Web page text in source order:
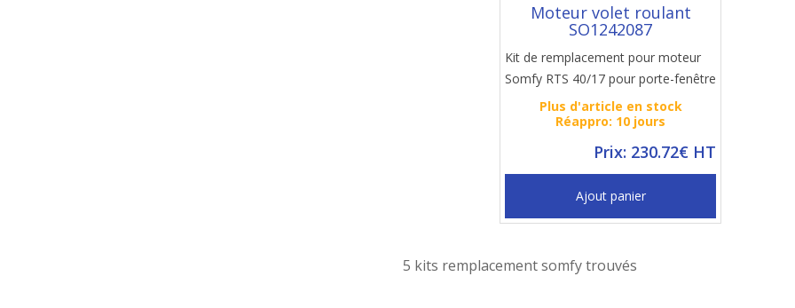
Moteur volet roulant
SO1242087
Kit de remplacement pour moteur
Somfy RTS 40/17 pour porte-fenêtre
Plus d'article en stock
Réappro: 10 jours
Prix: 230.72€ HT
Ajout panier
5 kits remplacement somfy trouvés